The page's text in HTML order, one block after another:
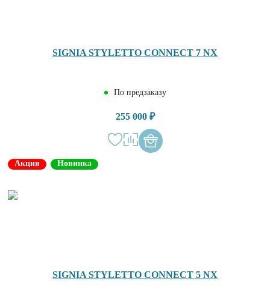
SIGNIA STYLETTO CONNECT 7 NX
По предзаказу
255 000 ₽
Акция Новинка
SIGNIA STYLETTO CONNECT 5 NX